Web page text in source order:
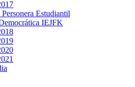
Personera Estudiantil
IEJFK